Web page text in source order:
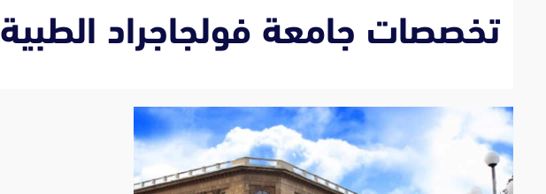
تخصصات جامعة فولجاجراد الطبية